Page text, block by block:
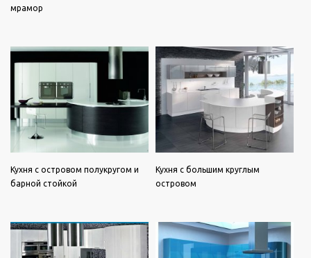
мрамор
Кухня с островом полукругом и
барной стойкой
Кухня с большим круглым
островом